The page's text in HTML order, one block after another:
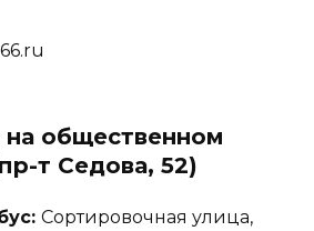
на общественном
т Седова, 52)
Сортировочная улица,